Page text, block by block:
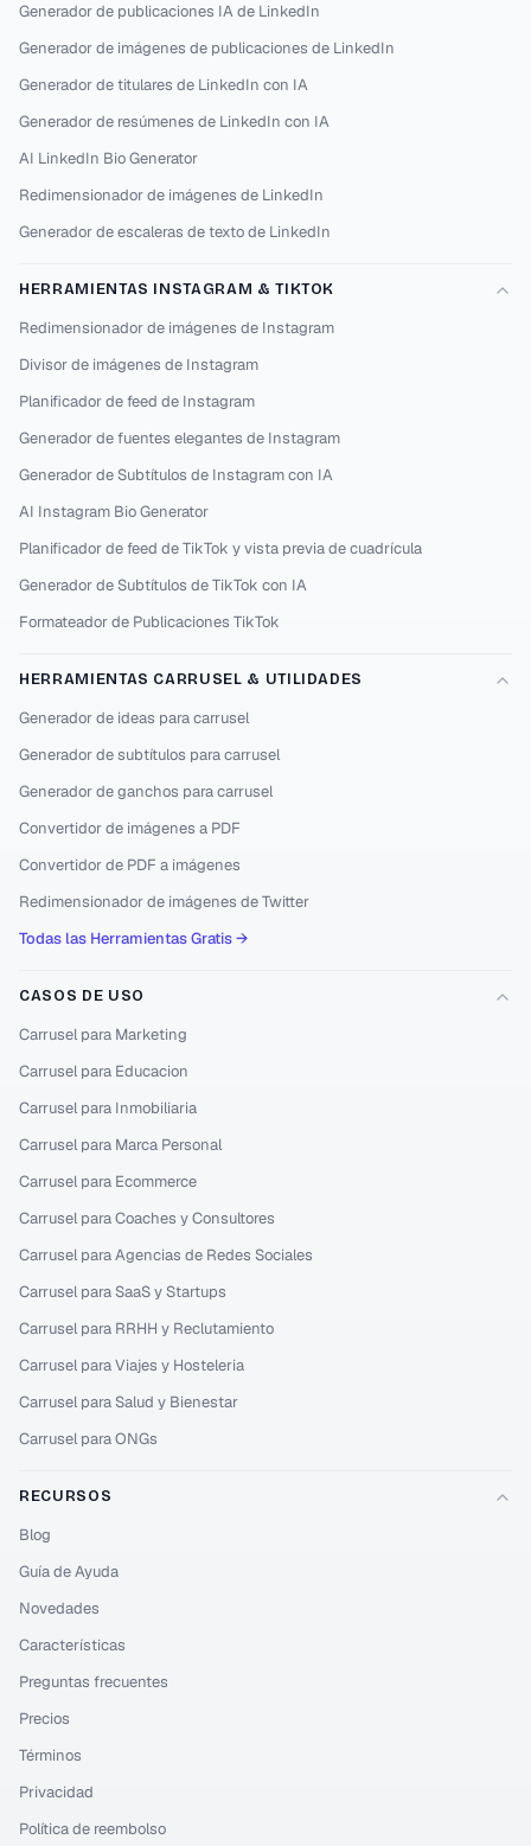
Generador de publicaciones IA de LinkedIn
Generador de imágenes de publicaciones de LinkedIn
Generador de titulares de LinkedIn con IA
Generador de resúmenes de LinkedIn con IA
AI LinkedIn Bio Generator
Redimensionador de imágenes de LinkedIn
Generador de escaleras de texto de LinkedIn
HERRAMIENTAS INSTAGRAM & TIKTOK
Redimensionador de imágenes de Instagram
Divisor de imágenes de Instagram
Planificador de feed de Instagram
Generador de fuentes elegantes de Instagram
Generador de Subtítulos de Instagram con IA
AI Instagram Bio Generator
Planificador de feed de TikTok y vista previa de cuadrícula
Generador de Subtítulos de TikTok con IA
Formateador de Publicaciones TikTok
HERRAMIENTAS CARRUSEL & UTILIDADES
Generador de ideas para carrusel
Generador de subtítulos para carrusel
Generador de ganchos para carrusel
Convertidor de imágenes a PDF
Convertidor de PDF a imágenes
Redimensionador de imágenes de Twitter
Todas las Herramientas Gratis →
CASOS DE USO
Carrusel para Marketing
Carrusel para Educacion
Carrusel para Inmobiliaria
Carrusel para Marca Personal
Carrusel para Ecommerce
Carrusel para Coaches y Consultores
Carrusel para Agencias de Redes Sociales
Carrusel para SaaS y Startups
Carrusel para RRHH y Reclutamiento
Carrusel para Viajes y Hosteleria
Carrusel para Salud y Bienestar
Carrusel para ONGs
RECURSOS
Blog
Guía de Ayuda
Novedades
Características
Preguntas frecuentes
Precios
Términos
Privacidad
Política de reembolso